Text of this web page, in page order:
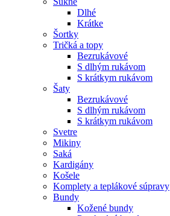
Dlhé
Krátke
Šortky
Tričká a topy
Bezrukávové
S dlhým rukávom
S krátkym rukávom
Šaty
Bezrukávové
S dlhým rukávom
S krátkym rukávom
Svetre
Mikiny
Saká
Kardigány
Košele
Komplety a teplákové súpravy
Bundy
Kožené bundy